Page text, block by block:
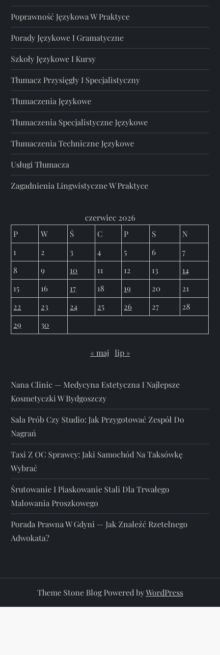
Poprawność Językowa W Praktyce
Porady Językowe I Gramatyczne
Szkoły Językowe I Kursy
Tłumacz Przysięgły I Specjalistyczny
Tłumaczenia Językowe
Tłumaczenia Specjalistyczne Językowe
Tłumaczenia Techniczne Językowe
Usługi Tłumacza
Zagadnienia Lingwistyczne W Praktyce
czerwiec 2026
P
W Ś C P S
N
1
2 3 4 5 6
7
8
9 10 11 12 13
14
15
16 17 18 19 20
21
22
23 24 25 26 27
28
29
30
« maj lip »
Nana Clinic — Medycyna Estetyczna I Najlepsze
Kosmetyczki W Bydgoszczy
Sala Prób Czy Studio: Jak Przygotować Zespół Do
Nagrań
Taxi Z OC Sprawcy: Jaki Samochód Na Taksówkę
Wybrać
Śrutowanie I Piaskowanie Stali Dla Trwałego
Malowania Proszkowego
Porada Prawna W Gdyni — Jak Znaleźć Rzetelnego
Adwokata?
Theme Stone Blog Powered byWordPress